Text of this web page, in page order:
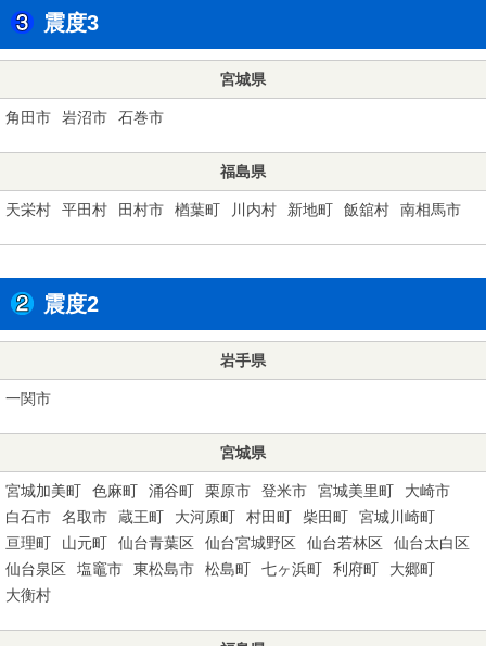
震度3
宮城県
角田市 岩沼市 石巻市
福島県
天栄村 平田村 田村市 楢葉町 川内村 新地町 飯舘村 南相馬市
震度2
岩手県
一関市
宮城県
宮城加美町 色麻町 涌谷町 栗原市 登米市 宮城美里町
大崎市
白石市
名取市 蔵王町 大河原町 村田町 柴田町
宮城川崎町
亘理町
山元町 仙台青葉区 仙台宮城野区 仙台若林区
仙台太白区
仙台泉区
塩竈市 東松島市 松島町 七ヶ浜町 利府町
大郷町
大衡村